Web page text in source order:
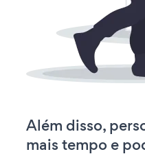
Além disso,
mais tempo e